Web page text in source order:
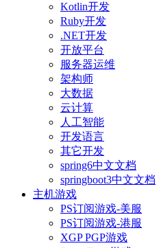
Kotlin开发
Ruby开发
.NET开发
开放平台
服务器运维
架构师
大数据
云计算
人工智能
开发语言
其它开发
spring6中文文档
springboot3中文文档
主机游戏
PS订阅游戏-美服
PS订阅游戏-港服
XGP PGP游戏